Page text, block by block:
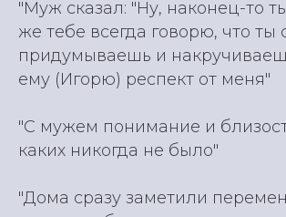
"Муж сказал: "Ну, наконец-то
же тебе всегда говорю, что ты
придумываешь и
ему (Игорю) респект от меня"
"С мужем понимание и
каких никогда не было"
"Дома сразу заметили